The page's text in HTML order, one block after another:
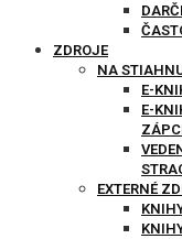
ZDROJE
NA
E-
E-
EXTERNÉ